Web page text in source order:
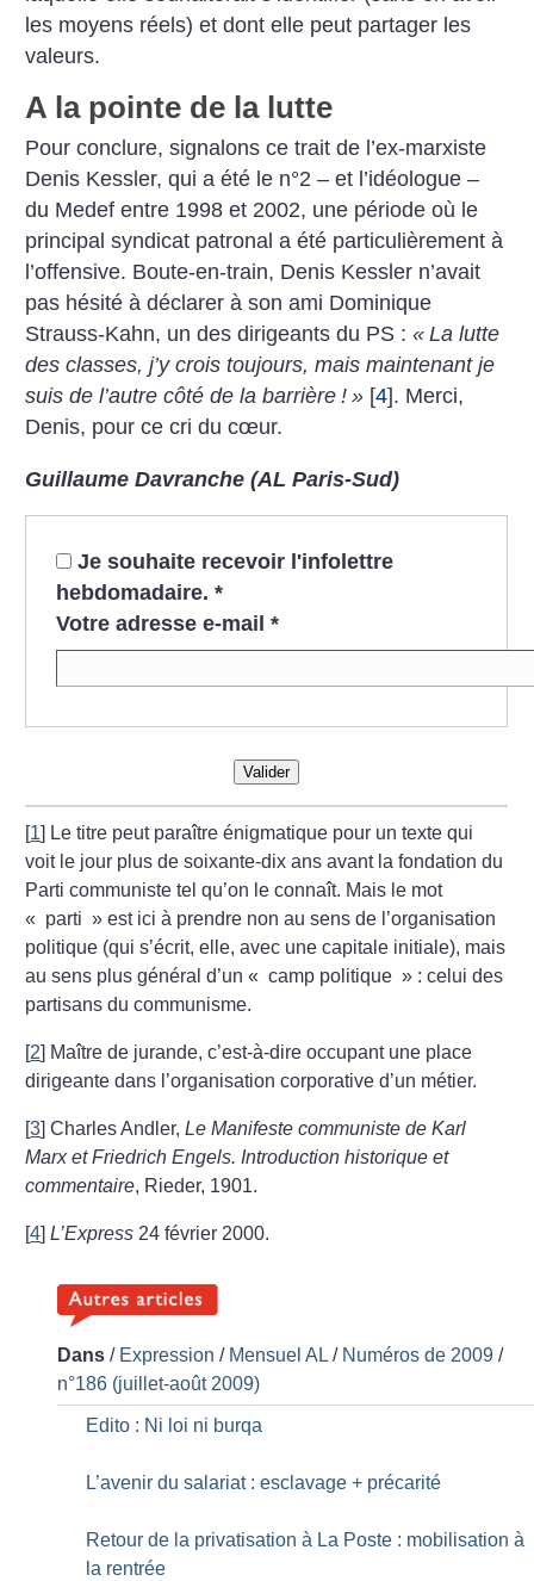
les moyens réels) et dont elle peut partager les
valeurs.
A la pointe de la lutte
Pour conclure, signalons ce trait de l’ex-marxiste
Denis Kessler, qui a été le n°2 – et l’idéologue –
du Medef entre 1998 et 2002, une période où le
principal syndicat patronal a été particulièrement à
l’offensive. Boute-en-train, Denis Kessler n’avait
pas hésité à déclarer à son ami Dominique
Strauss-Kahn, un des dirigeants du PS :« La lutte
des classes, j’y crois toujours, mais maintenant je
suis de l’autre côté de la barrière ! » [4]. Merci,
Denis, pour ce cri du cœur.
Guillaume Davranche (AL Paris-Sud)
Je souhaite recevoir l'infolettre
hebdomadaire. *
Votre adresse e-mail *
Valider
[1] Le titre peut paraître énigmatique pour un texte qui
voit le jour plus de soixante-dix ans avant la fondation du
Parti communiste tel qu’on le connaît. Mais le mot
« parti » est ici à prendre non au sens de l’organisation
politique (qui s’écrit, elle, avec une capitale initiale), mais
au sens plus général d’un « camp politique » : celui des
partisans du communisme.
[2] Maître de jurande, c’est-à-dire occupant une place
dirigeante dans l’organisation corporative d’un métier.
[3]Charles Andler,Le Manifeste communiste de Karl
Marx et Friedrich Engels. Introduction historique et
commentaire, Rieder, 1901.
[4]L’Express 24 février 2000.
Dans / Expression / Mensuel AL / Numéros de 2009 /
n°186 (juillet-août 2009)
Edito : Ni loi ni burqa
L’avenir du salariat : esclavage + précarité
Retour de la privatisation à La Poste : mobilisation à
la rentrée